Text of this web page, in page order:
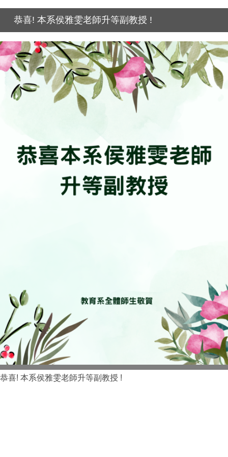
恭喜! 本系侯雅雯老師升等副教授 !
恭喜! 本系侯雅雯老師升等副教授 !